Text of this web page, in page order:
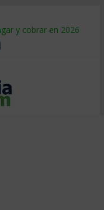
y cobrar en 2026
tan caro
a tiempo
qué hacer
y venderle